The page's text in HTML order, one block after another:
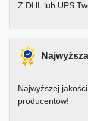
Z DHL lub UPS
Najwyższej
producentów!